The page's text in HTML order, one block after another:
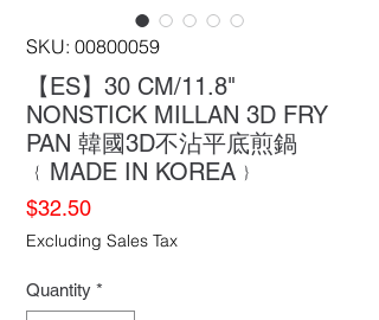
SKU: 00800059
【ES】30 CM/11.8"
NONSTICK MILLAN 3D FRY
PAN 韓國3D不沾平底煎鍋
﹛MADE IN KOREA﹜
$32.50Price
Excluding Sales Tax
Quantity *